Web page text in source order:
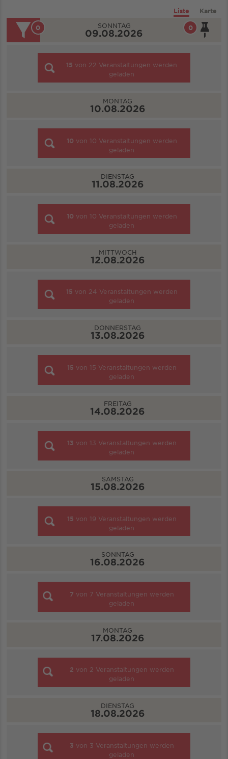
Liste Karte
0
0 SONNTAG
09.08.2026
15 von 22 Veranstaltungen werden
geladen
MONTAG
10.08.2026
10 von 10 Veranstaltungen werden
geladen
DIENSTAG
11.08.2026
10 von 10 Veranstaltungen werden
geladen
MITTWOCH
12.08.2026
15 von 24 Veranstaltungen werden
geladen
DONNERSTAG
13.08.2026
15 von 15 Veranstaltungen werden
geladen
FREITAG
14.08.2026
13 von 13 Veranstaltungen werden
geladen
SAMSTAG
15.08.2026
15 von 19 Veranstaltungen werden
geladen
SONNTAG
16.08.2026
7 von 7 Veranstaltungen werden
geladen
MONTAG
17.08.2026
2 von 2 Veranstaltungen werden
geladen
DIENSTAG
18.08.2026
3 von 3 Veranstaltungen werden
geladen